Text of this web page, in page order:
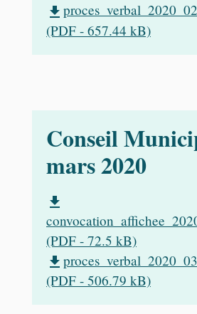
file_download
(PDF - 657.44 kB)
Conseil
mars 2020
file_download
(PDF - 72.5 kB)
file_download
(PDF - 506.79 kB)